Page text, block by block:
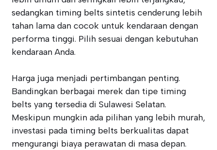
sedangkan timing belts sintetis cenderung lebih
tahan lama dan cocok untuk kendaraan dengan
performa tinggi. Pilih sesuai dengan kebutuhan
kendaraan Anda.
Harga juga menjadi pertimbangan penting.
Bandingkan berbagai merek dan tipe timing
belts yang tersedia di Sulawesi Selatan.
Meskipun mungkin ada pilihan yang lebih murah,
investasi pada timing belts berkualitas dapat
mengurangi biaya perawatan di masa depan.